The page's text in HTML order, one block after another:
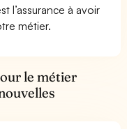
l’assurance à avoir
métier.
le métier